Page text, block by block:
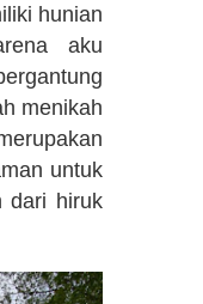
hunian
aku
menikah
untuk
dari hiruk